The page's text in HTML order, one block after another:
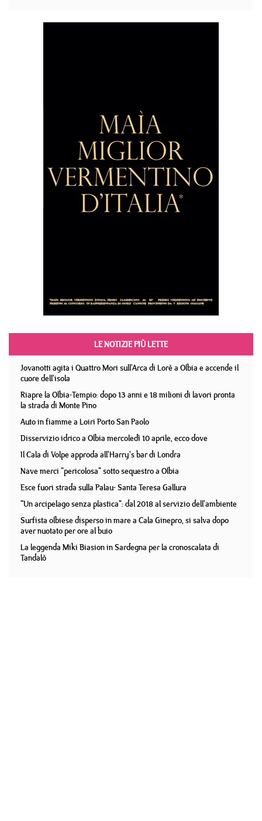
LE NOTIZIE PIÙ LETTE
Jovanotti agita i Quattro Mori sull'Arca di Lorè a Olbia e accende il
cuore dell'isola
Riapre la Olbia-Tempio: dopo 13 anni e 18 milioni di lavori pronta
la strada di Monte Pino
Auto in fiamme a Loiri Porto San Paolo
Disservizio idrico a Olbia mercoledì 10 aprile, ecco dove
Il Cala di Volpe approda all'Harry's bar di Londra
Nave merci "pericolosa" sotto sequestro a Olbia
Esce fuori strada sulla Palau- Santa Teresa Gallura
"Un arcipelago senza plastica": dal 2018 al servizio dell'ambiente
Surfista olbiese disperso in mare a Cala Ginepro, si salva dopo
aver nuotato per ore al buio
La leggenda Miki Biasion in Sardegna per la cronoscalata di
Tandalò